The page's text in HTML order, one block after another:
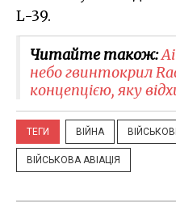
L-39.
Читайте також:
небо гвинтокрил
концепцією, яку
ТЕГИ ВІЙНА
ВІЙСЬКОВА АВІАЦІЯ